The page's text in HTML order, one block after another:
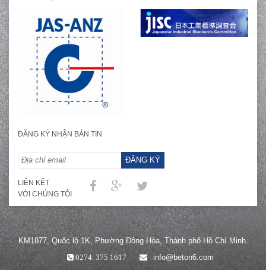
ĐĂNG KÝ NHẬN BẢN TIN
ĐĂNG KÝ
LIÊN KẾT
VỚI CHÚNG TÔI
KM1877, Quốc lộ 1K, Phường Đông Hòa, Thành phố Hồ Chí Minh.
0274. 375 1617 info@beton6.com